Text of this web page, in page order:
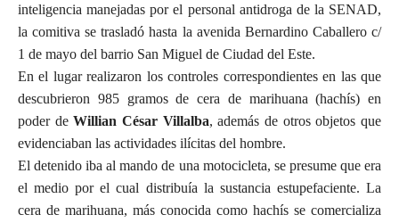
inteligencia manejadas por el personal antidroga de la SENAD,
la comitiva se trasladó hasta la avenida Bernardino Caballero c/
1 de mayo del barrio San Miguel de Ciudad del Este.
En el lugar realizaron los controles correspondientes en las que
descubrieron 985 gramos de cera de marihuana (hachís) en
poder deWillian César Villalba, además de otros objetos que
evidenciaban las actividades ilícitas del hombre.
El detenido iba al mando de una motocicleta, se presume que era
el medio por el cual distribuía la sustancia estupefaciente. La
cera de marihuana, más conocida como hachís se comercializa